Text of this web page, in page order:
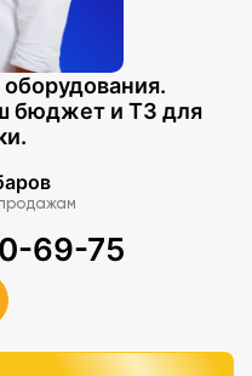
бюджет и ТЗ для
69-75